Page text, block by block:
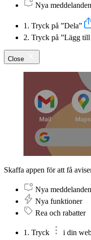
Nya meddelanden
1. Tryck på ”Dela”
2. Tryck på ”Lägg till
Close
Skaffa appen för att få
Nya meddelanden
Nya funktioner
Rea och rabatter
1. Tryck
i din